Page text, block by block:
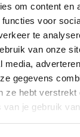
om content en
voor
te
van onze
media,
gegevens
ze hebt verstrekt
je gebruik
13:57
(4-1) was
bij het
spits zette zijn